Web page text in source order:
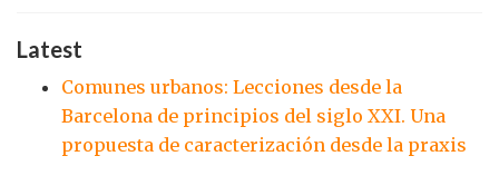
Latest
Comunes urbanos: Lecciones desde la
Barcelona de principios del siglo XXI. Una
propuesta de caracterización desde la praxis